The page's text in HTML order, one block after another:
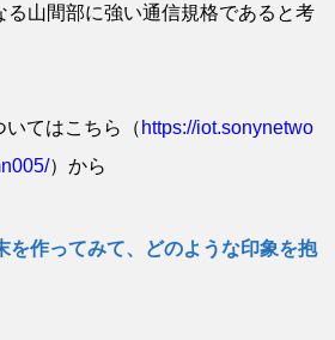
る山間部に強い通信規格であると考
いてはこちら（ https://iot.sonynetwo
）から
を作ってみて、どのような印象を抱